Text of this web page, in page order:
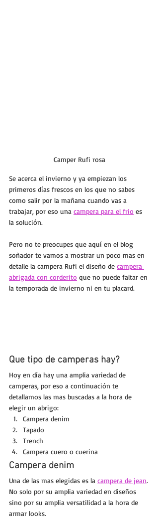
Camper Rufi rosa
Se acerca el invierno y ya empiezan los
primeros días frescos en los que no sabes
como salir por la mañana cuando vas a
trabajar, por eso una campera para el frio es
la solución.
Pero no te preocupes que aquí en el blog
soñador te vamos a mostrar un poco mas en
detalle la campera Rufi el diseño de campera
abrigada con corderito que no puede faltar en
la temporada de invierno ni en tu placard.
Que tipo de camperas hay?
Hoy en día hay una amplia variedad de
camperas, por eso a continuación te
detallamos las mas buscadas a la hora de
elegir un abrigo:
Campera denim
Tapado
Trench
Campera cuero o cuerina
Campera denim
Una de las mas elegidas es la campera de jean.
No solo por su amplia variedad en diseños
sino por su amplia versatilidad a la hora de
armar looks.